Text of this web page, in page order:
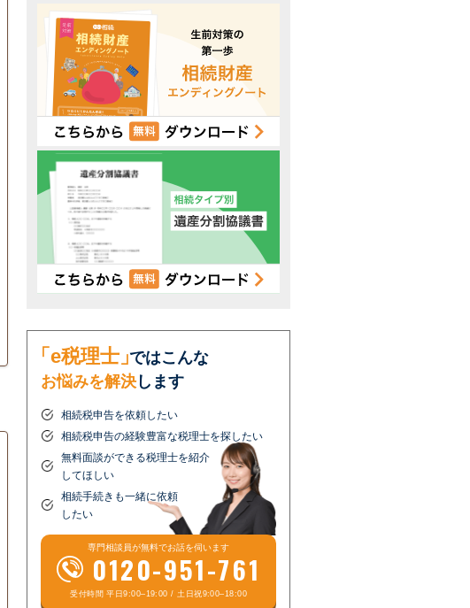
「e税理士」ではこんな
お悩みを解決 します
相続税申告を依頼したい
相続税申告の経験豊富な税理士を探したい
無料面談ができる税理士を紹介
してほしい
相続手続きも一緒に依頼
したい
専門相談員が無料でお話を伺います
0120-951-761